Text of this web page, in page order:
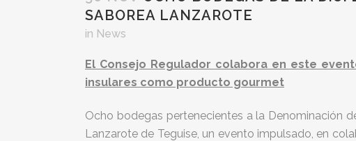
SABOREA LANZAROTE
in News
El Consejo Regulador colabora en este
insulares como producto gourmet
Ocho bodegas pertenecientes a la Denominación
Lanzarote de Teguise, un evento impulsado, en